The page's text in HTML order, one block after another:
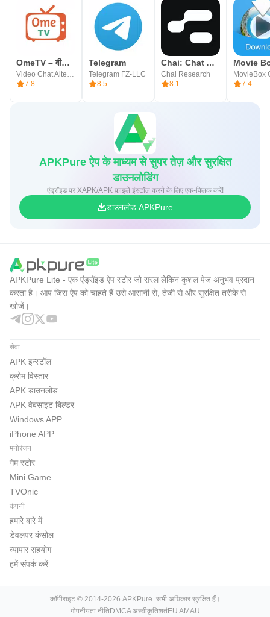
OmeTV – वीडियो चैट वैकल्पिक
7.8
Telegram
Telegram FZ-LLC
8.5
Chai: Chat AI Platform
Chai Research
8.1
Movie
MovieBox
7.4
APKPure ऐप के माध्यम से सुपर तेज़ और सुरक्षित
डाउनलोडिंग
एंड्रॉइड पर XAPK/APK फ़ाइलें इंस्टॉल करने के लिए एक-क्लिक करें!
डाउनलोड APKPure
APKPure Lite - एक एंड्रॉइड ऐप स्टोर जो सरल लेकिन कुशल पेज अनुभव प्रदान
करता है। आप जिस ऐप को चाहते हैं उसे आसानी से, तेजी से और सुरक्षित तरीके से
खोजें।
सेवा
APK इन्स्टॉल
क्रोम विस्तार
APK डाउनलोड
APK वेबसाइट बिल्डर
Windows APP
iPhone APP
मनोरंजन
गेम स्टोर
Mini Game
TVOnic
कंपनी
हमारे बारे में
डेवलपर कंसोल
व्यापार सहयोग
हमें संपर्क करें
कॉपीराइट © 2014-2026 APKPure. सभी अधिकार सुरक्षित हैं।
गोपनीयता नीतिDMCA अस्वीकृतिशर्तEU AMAU